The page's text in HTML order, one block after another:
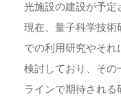
光施設の建設が予定
現在、量子科学技術
での利用研究やそれ
検討しており、その
ラインで期待される